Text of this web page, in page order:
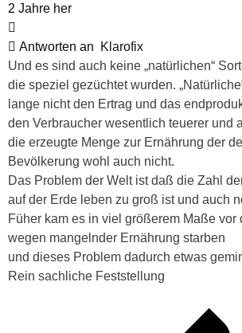
2 Jahre her
Antworten an
Klarofix
Und es sind auch keine „natürlichen“
die speziel gezüchtet wurden.
lange nicht den Ertrag und das
den Verbraucher wesentlich teuerer und
die erzeugte Menge zur Ernährung der
Bevölkerung wohl auch nicht.
Das Problem der Welt ist daß die Zahl
auf der Erde leben zu groß ist und auch
Füher kam es in viel größerem Maße vor
wegen mangelnder Ernährung starben
und dieses Problem dadurch etwas
Rein sachliche Feststellung